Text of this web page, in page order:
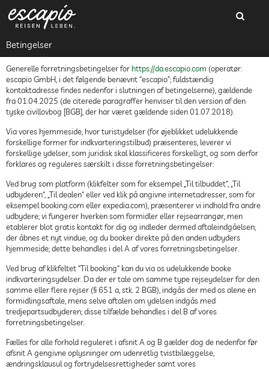
Betingelser
Generelle forretningsbetingelser for https://da.escapio.com (operatør:
escapio GmbH, i det følgende benævnt “escapio”; fuldstændig
kontaktadresse findes nedenfor i slutningen af betingelserne), gældende
fra 01.04.2025 (de citerede paragraffer henviser til den version af den
tyske civillovbog [BGB], der har været gældende siden 01.07.2018).
Via vores hjemmeside, hvor turistydelser (for øjeblikket udelukkende
forskellige former for indkvarteringstilbud) præsenteres, leverer vi
forskellige ydelser, som juridisk skal klassificeres forskelligt, og som derfor
forklares og reguleres særskilt i disse forretningsbetingelser:
Ved brug som platform (klikfelter som for eksempel „Til tilbuddet“, „Til
udbyderen“, „Til dealen“ eller ved klik på angivne internetadresser, som for
eksempel booking.com eller expedia.com), præsenterer vi indhold fra andre
udbydere; vi fungerer hverken som formidler eller rejsearrangør, men
etablerer blot gratis kontakt for dig og indleder dermed aftaleindgåelsen;
der åbnes et nyt vindue, og du booker direkte på den anden udbyders
hjemmeside; dette behandles i del A af vores forretningsbetingelser.
Ved brug af klikfeltet “Til booking“ kan du via os udelukkende booke
indkvarteringsydelser. Da der er tale om samme type rejseydelser for den
samme eller flere rejser (§ 651 a, stk. 2 BGB), indgås der med os alene en
formidlingsaftale, mens selve aftalen om ydelsen indgås med
tredjepartsudbyderen; disse tilfælde behandles i del B af vores
forretningsbetingelser.
Fælles for alle forhold reguleret i afsnit A og B gælder dog de nedenfor før
afsnit A gengivne oplysninger om udenretlig tvistbilæggelse,
ændringsklausul og fortrydelsesrettigheder samt vores